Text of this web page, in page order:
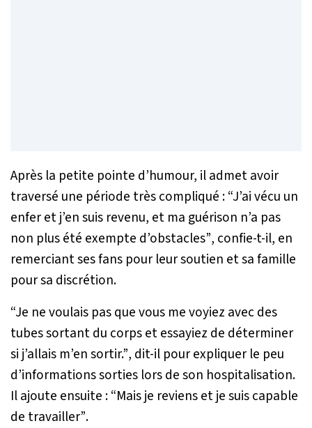
Après la petite pointe d’humour, il admet avoir
traversé une période très compliqué :“J’ai vécu un
enfer et j’en suis revenu, et ma guérison n’a pas
non plus été exempte d’obstacles”, confie-t-il, en
remerciant ses fans pour leur soutien et sa famille
pour sa discrétion.
“Je ne voulais pas que vous me voyiez avec des
tubes sortant du corps et essayiez de déterminer
si j’allais m’en sortir.”, dit-il pour expliquer le peu
d’informations sorties lors de son hospitalisation.
Il ajoute ensuite :“Mais je reviens et je suis capable
de travailler”.